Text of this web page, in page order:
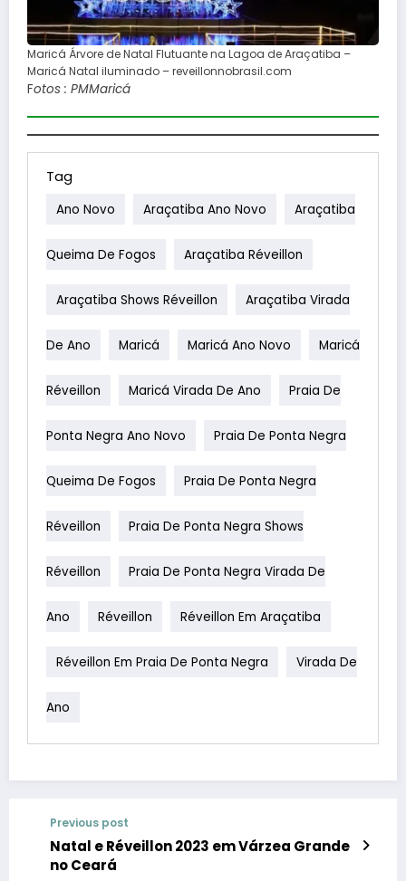
Maricá Árvore de Natal Flutuante na Lagoa de Araçatiba –
Maricá Natal iluminado – reveillonnobrasil.com
Fotos : PMMaricá
Tag
Ano Novo Araçatiba Ano Novo Araçatiba
Queima De Fogos Araçatiba Réveillon
Araçatiba Shows Réveillon Araçatiba Virada
De Ano Maricá Maricá Ano Novo Maricá
Réveillon Maricá Virada De Ano Praia De
Ponta Negra Ano Novo Praia De Ponta Negra
Queima De Fogos Praia De Ponta Negra
Réveillon Praia De Ponta Negra Shows
Réveillon Praia De Ponta Negra Virada De
Ano Réveillon Réveillon Em Araçatiba
Réveillon Em Praia De Ponta Negra Virada De
Ano
Previous post
Natal e Réveillon 2023 em Várzea Grande
no Ceará